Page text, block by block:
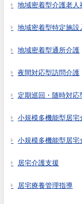
地域密着型介護老人
地域密着型特定施設
地域密着型通所介護
夜間対応型訪問介護
定期巡回・随時対応
小規模多機能型居宅
小規模多機能型居宅
居宅介護支援
居宅療養管理指導